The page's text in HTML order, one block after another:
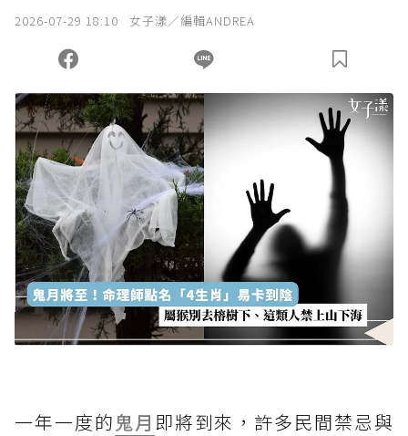
您當前剩餘 U 利點數：0點；前往 購買點數
2026-07-29 18:10 女子漾／編輯ANDREA
一年一度的鬼月 即將到來，許多民間禁忌與